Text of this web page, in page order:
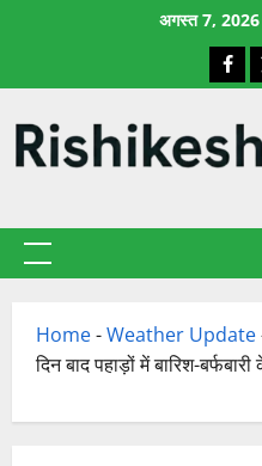
अगस्त 7, 2026
प्राथमिक
Home-Weather Update
दिन बाद पहाड़ों में बारिश-